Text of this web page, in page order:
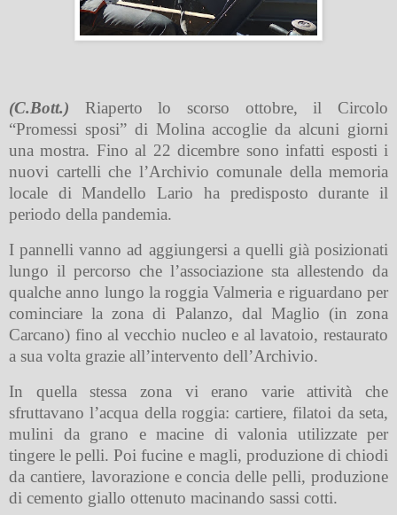
(C.Bott.) Riaperto lo scorso ottobre, il Circolo
“Promessi sposi” di Molina accoglie da alcuni giorni
una mostra. Fino al 22 dicembre sono infatti esposti i
nuovi cartelli che l’Archivio comunale della memoria
locale di Mandello Lario ha predisposto durante il
periodo della pandemia.
I pannelli vanno ad aggiungersi a quelli già posizionati
lungo il percorso che l’associazione sta allestendo da
qualche anno lungo la roggia Valmeria e riguardano per
cominciare la zona di Palanzo, dal Maglio (in zona
Carcano) fino al vecchio nucleo e al lavatoio, restaurato
a sua volta grazie all’intervento dell’Archivio.
In quella stessa zona vi erano varie attività che
sfruttavano l’acqua della roggia: cartiere, filatoi da seta,
mulini da grano e macine di valonia utilizzate per
tingere le pelli. Poi fucine e magli, produzione di chiodi
da cantiere, lavorazione e concia delle pelli, produzione
di cemento giallo ottenuto macinando sassi cotti.